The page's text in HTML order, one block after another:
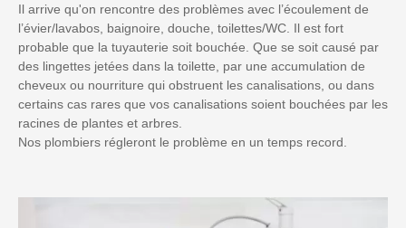
Il arrive qu'on rencontre des problèmes avec l’écoulement de
l’évier/lavabos, baignoire, douche, toilettes/WC. Il est fort
probable que la tuyauterie soit bouchée. Que se soit causé par
des lingettes jetées dans la toilette, par une accumulation de
cheveux ou nourriture qui obstruent les canalisations, ou dans
certains cas rares que vos canalisations soient bouchées par les
racines de plantes et arbres.
Nos plombiers régleront le problème en un temps record.